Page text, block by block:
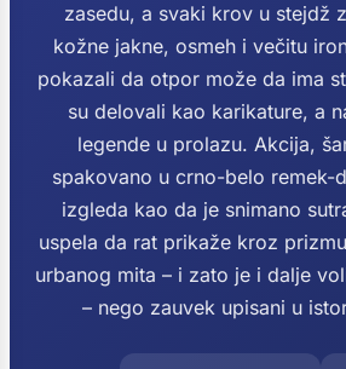
zasedu, a svaki krov u stejdž
kožne jakne, osmeh i večitu
pokazali da otpor može da ima
su delovali kao karikature, a
legende u prolazu. Akcija,
spakovano u crno-belo remek-
izgleda kao da je snimano
uspela da rat prikaže kroz
urbanog mita – i zato je i dalje
– nego zauvek upisani u